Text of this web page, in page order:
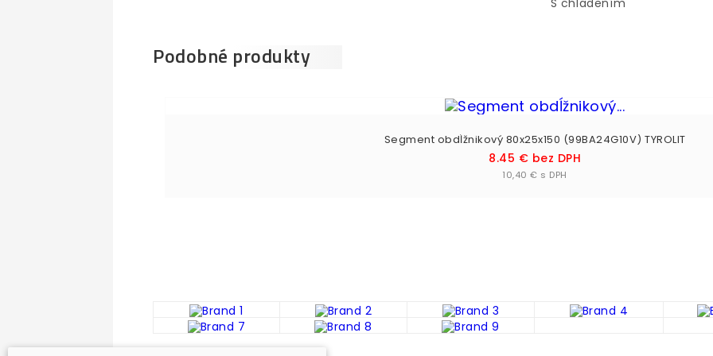
S chladením
Podobné produkty
Segment obdĺžnikový 80x25x150 (99BA24G10V) TYROLIT
Cena
8.45 € bez DPH
10,40 € s DPH
 Vložiť do košíka